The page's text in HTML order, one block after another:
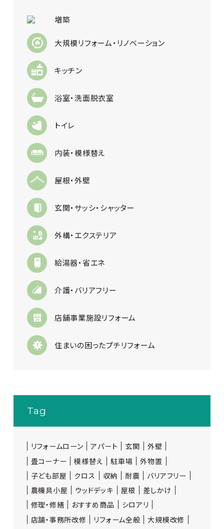
増築
大規模リフォーム・リノベーション
キッチン
浴室・洗面脱衣室
トイレ
内装・模様替え
屋根・外壁
玄関・サッシ・シャッター
外構・エクステリア
給湯器・省エネ
介護・バリアフリー
店舗事業施設リフォーム
住まいの困ったプチリフォーム
Tag
リフォームローン アパート 玄関
外壁
畳コーナー
模様替え 駐車場
外物置
子ども部屋
クロス 収納 耐震
バリアフリー
農機具小屋
ウッドデッキ 屋根
差しかけ
修理・修繕
おすすめ商品
シロアリ
店舗・事務所改修
リフォーム全般
大規模改修